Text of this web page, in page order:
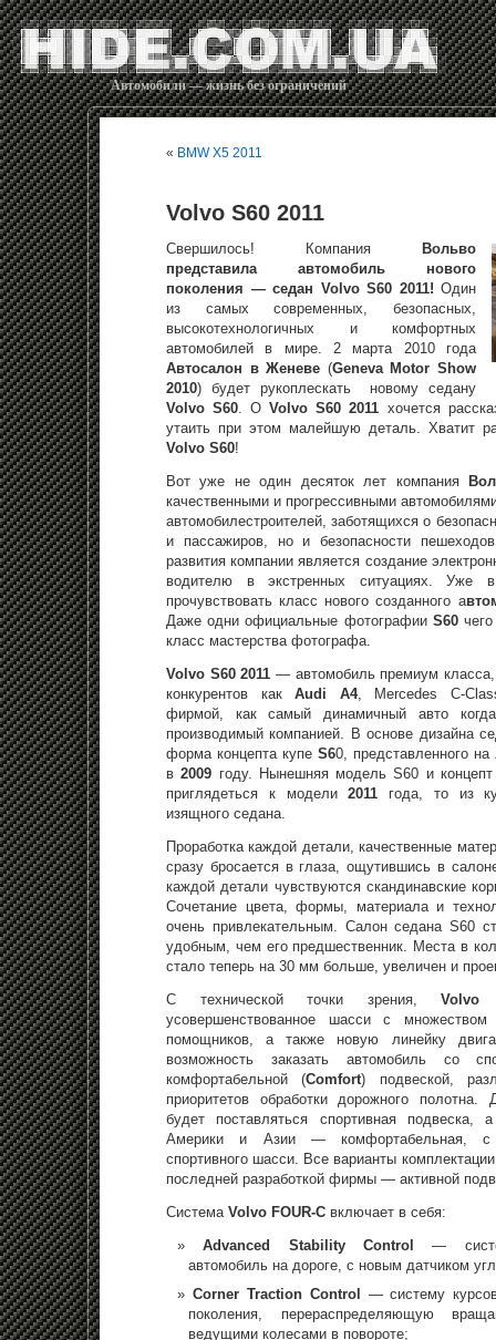
Автомобили — жизнь без ограничений
« BMW X5 2011
Volvo S60 2011
Свершилось! Компания
Вольво
представила автомобиль нового
поколения — седан Volvo S60 2011! Один
из самых современных, безопасных,
высокотехнологичных и комфортных
автомобилей в мире. 2 марта 2010 года
Автосалон в Женеве (Geneva Motor Show
2010) будет рукоплескать новому седану
Volvo S60. ОVolvo S60 2011 хочется
утаить при этом малейшую деталь. Хватит
Volvo S60!
Вот уже не один десяток лет компания
качественными и прогрессивными
автомобилестроителей, заботящихся о
и пассажиров, но и безопасности
развития компании является создание
водителю в экстренных ситуациях. Уже
прочувствовать класс нового созданного а
Даже одни официальные фотографии S60
класс мастерства фотографа.
Volvo S60 2011 — автомобиль премиум класса,
конкурентов какAudi A4, Mercedes C-
фирмой, как самый динамичный авто
производимый компанией. В основе дизайна
форма концепта купе S60, представленного на
в2009 году. Нынешняя модель S60 и
приглядеться к модели2011 года, то из
изящного седана.
Проработка каждой детали, качественные
сразу бросается в глаза, ощутившись в
каждой детали чувствуются скандинавские
Сочетание цвета, формы, материала и
очень привлекательным. Салон седана S60
удобным, чем его предшественник. Места в
стало теперь на 30 мм больше, увеличен и
С технической точки зрения,
усовершенствованное шасси с множеством
помощников, а также новую линейку
возможность заказать автомобиль со
комфортабельной (Comfort) подвеской,
приоритетов обработки дорожного
будет поставляться спортивная
Америки и Азии — комфортабельная, с
спортивного шасси. Все варианты
последней разработкой фирмы — активной
Система Volvo FOUR-C включает в себя:
Advanced Stability Control—
автомобиль на дороге, с новым датчиком
Corner Traction Control — систему
поколения, перераспределяющую
ведущими колесами в повороте;